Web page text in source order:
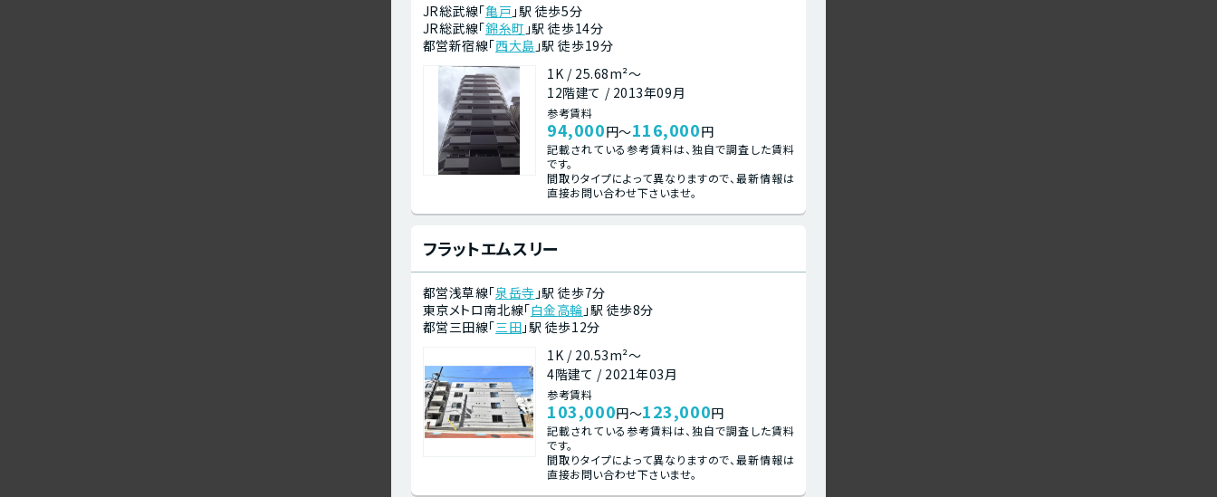
JR総武線「亀戸 」駅 徒歩5分
JR総武線「錦糸町 」駅 徒歩14分
都営新宿線「西大島 」駅 徒歩19分
1K / 25.68m²～
12階建て / 2013年09月
参考賃料
94,000円～116,000円
記載されている参考賃料は、独自で調査した賃料
です。
間取りタイプによって異なりますので、最新情報は
直接お問い合わせ下さいませ。
フラットエムスリー
都営浅草線「泉岳寺 」駅 徒歩7分
東京メトロ南北線「白金高輪 」駅 徒歩8分
都営三田線「三田 」駅 徒歩12分
1K / 20.53m²～
4階建て / 2021年03月
参考賃料
103,000円～123,000円
記載されている参考賃料は、独自で調査した賃料
です。
間取りタイプによって異なりますので、最新情報は
直接お問い合わせ下さいませ。